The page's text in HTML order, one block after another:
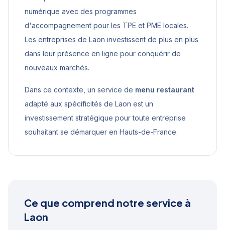
numérique avec des programmes
d'accompagnement pour les TPE et PME locales.
Les entreprises de Laon investissent de plus en plus
dans leur présence en ligne pour conquérir de
nouveaux marchés.
Dans ce contexte, un service de menu restaurant
adapté aux spécificités de Laon est un
investissement stratégique pour toute entreprise
souhaitant se démarquer en Hauts-de-France.
Ce que comprend notre service à
Laon